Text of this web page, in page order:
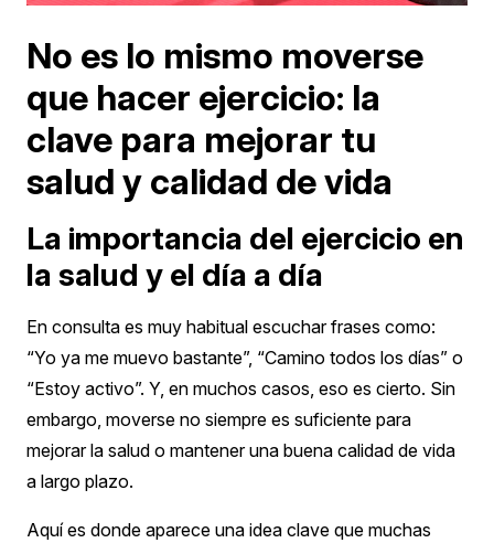
No es lo mismo moverse
que hacer ejercicio: la
clave para mejorar tu
salud y calidad de vida
La importancia del ejercicio en
la salud y el día a día
En consulta es muy habitual escuchar frases como:
“Yo ya me muevo bastante”, “Camino todos los días” o
“Estoy activo”. Y, en muchos casos, eso es cierto. Sin
embargo, moverse no siempre es suficiente para
mejorar la salud o mantener una buena calidad de vida
a largo plazo.
Aquí es donde aparece una idea clave que muchas